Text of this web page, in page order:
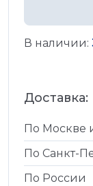
В наличии:
Доставка:
По Москве
По Санкт-
По России